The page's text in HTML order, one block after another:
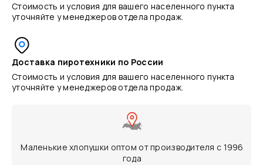
Стоимость и условия для вашего населенного пункта
уточняйте у менеджеров отдела продаж.
Доставка пиротехники по России
Стоимость и условия для вашего населенного пункта
уточняйте у менеджеров отдела продаж.
Маленькие хлопушки оптом от производителя с 1996
года